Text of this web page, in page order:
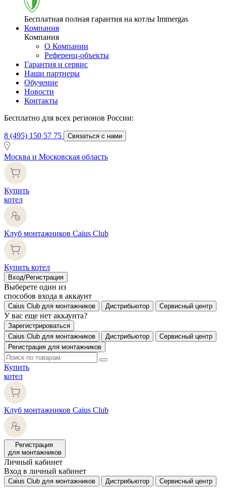
Бесплатная полная гарантия на котлы Immergas
Компания
Компания
О Компании
Референц-объекты
Гарантия и сервис
Наши партнеры
Обучение
Новости
Контакты
Бесплатно для всех регионов России:
8 (495) 150 57 75 Связаться с нами
Москва и Московская область
Купить
котел
Клуб монтажников Caius Club
Купить котел
Вход/Регистрация
Выберете один из
способов входа в аккаунт
Caius Club для монтажников Дистрибьютор Сервисный центр
У вас еще нет аккаунта?
Зарегистрироваться
Caius Club для монтажников
Дистрибьютор
Сервисный центр
Регистрация для монтажников
Купить
котел
Клуб монтажников Caius Club
Регистрация
для монтажников
Личный кабинет
Вход в личный кабинет
Caius Club для монтажников Дистрибьютор Сервисный центр